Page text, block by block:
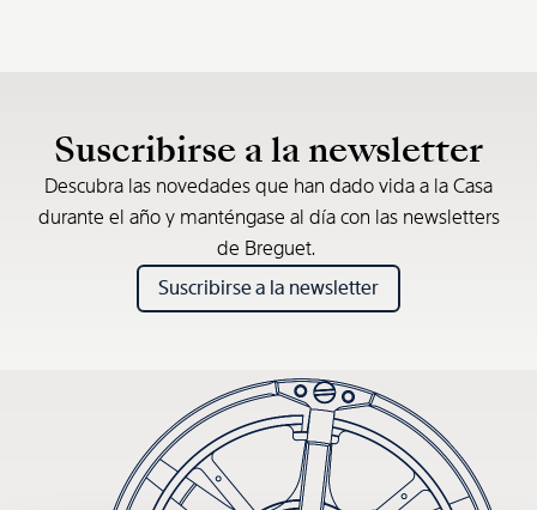
Suscribirse a la newsletter
Descubra las novedades que han dado vida a la Casa
durante el año y manténgase al día con las newsletters
de Breguet.
Suscribirse a la newsletter